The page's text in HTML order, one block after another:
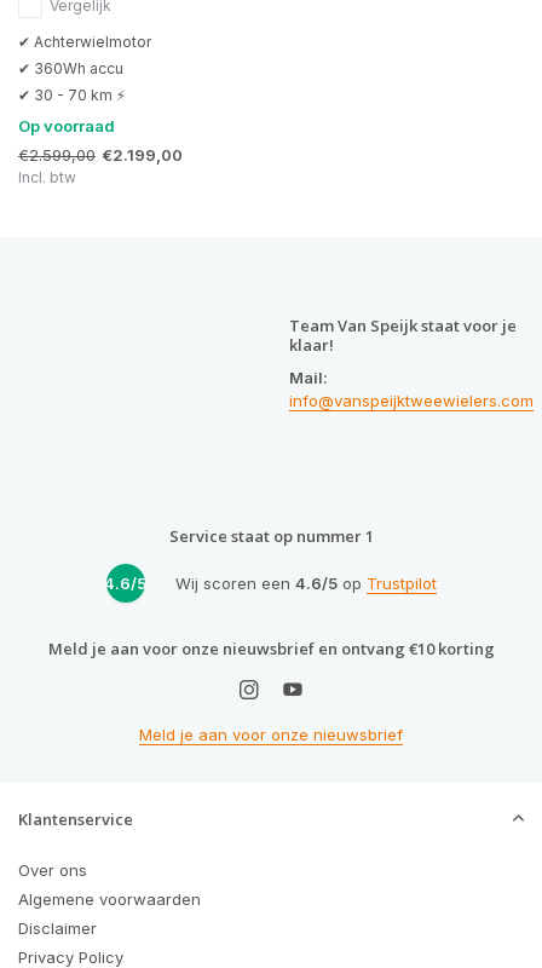
Vergelijk
✔ Achterwielmotor
✔ 360Wh accu
✔ 30 - 70 km ⚡
Op voorraad
€2.599,00 €2.199,00
Incl. btw
Team Van Speijk staat voor je
klaar!
Mail:
info@vanspeijktweewielers.com
Service staat op nummer 1
4.6/5 Wij scoren een 4.6/5op Trustpilot
Meld je aan voor onze nieuwsbrief en ontvang €10 korting
Meld je aan voor onze nieuwsbrief
Klantenservice
Over ons
Algemene voorwaarden
Disclaimer
Privacy Policy